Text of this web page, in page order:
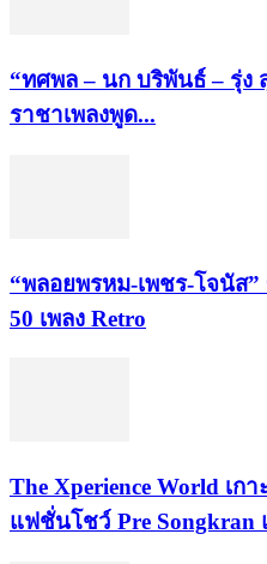
“ทศพล – นก บริพันธ์ – รุ่ง
ราชาเพลงพูด...
“พลอยพรหม-เพชร-โจนัส
50 เพลง Retro
​The Xperience World เก
แฟชั่นโชว์ Pre Songkran